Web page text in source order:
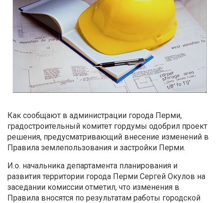
Как сообщают в администрации города Перми,
градостроительный комитет гордумы одобрил проект
решения, предусматривающий внесение изменений в
Правила землепользования и застройки Перми.
И.о. начальника департамента планирования и
развития территории города Перми Сергей Окулов на
заседании комиссии отметил, что изменения в
Правила вносятся по результатам работы городской